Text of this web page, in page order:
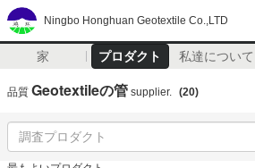
Ningbo Honghuan Geotextile Co.,LTD
家 プロダクト 私達について
品質 Geotextileの管 supplier. (20)